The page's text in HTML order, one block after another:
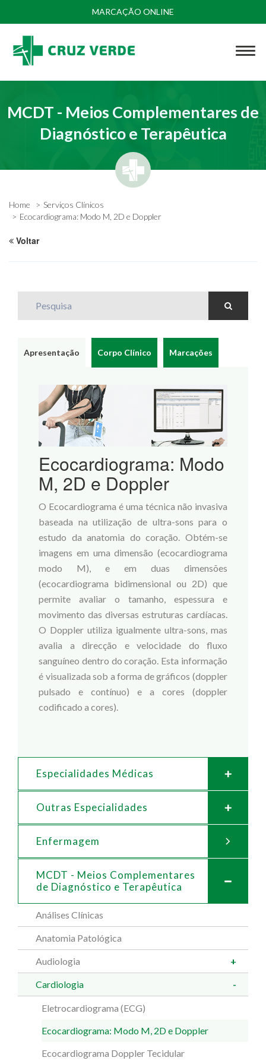
MARCAÇÃO ONLINE
MCDT - Meios Complementares de
Diagnóstico e Terapêutica
Home
Serviços Clínicos
Ecocardiograma: Modo M, 2D e Doppler
Voltar
Apresentação Corpo Clínico Marcações
Ecocardiograma: Modo
M, 2D e Doppler
O Ecocardiograma é uma técnica não invasiva
baseada na utilização de ultra-sons para o
estudo da anatomia do coração. Obtém-se
imagens em uma dimensão (ecocardiograma
modo M), e em duas dimensões
(ecocardiograma bidimensional ou 2D) que
permite avaliar o tamanho, espessura e
movimento das diversas estruturas cardíacas.
O Doppler utiliza igualmente ultra-sons, mas
avalia a direcção e velocidade do fluxo
sanguíneo dentro do coração. Esta informação
é visualizada sob a forma de gráficos (doppler
pulsado e contínuo) e a cores (doppler
codificado a cores).
Especialidades Médicas
Outras Especialidades
Enfermagem
MCDT - Meios Complementares
de Diagnóstico e Terapêutica
Análises Clínicas
Anatomia Patológica
Audiologia
Cardiologia
Eletrocardiograma (ECG)
Ecocardiograma: Modo M, 2D e Doppler
Ecocardiograma Doppler Tecidular